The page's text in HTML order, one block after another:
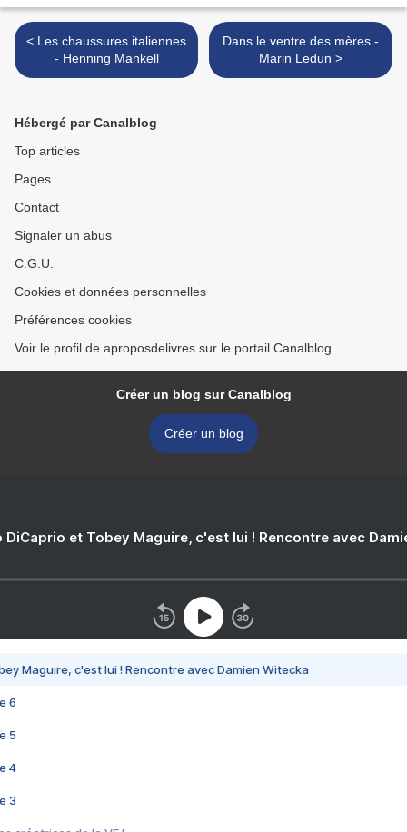
< Les chaussures italiennes
- Henning Mankell
Dans le ventre des mères -
Marin Ledun >
Hébergé par Canalblog
Top articles
Pages
Contact
Signaler un abus
C.G.U.
Cookies et données personnelles
Préférences cookies
Voir le profil de aproposdelivres sur le portail Canalblog
Créer un blog sur Canalblog
Créer un blog
DiCaprio et Tobey Maguire, c'est lui ! Rencontre avec
Maguire, c'est lui ! Rencontre avec Damien Witecka
6
5
4
3